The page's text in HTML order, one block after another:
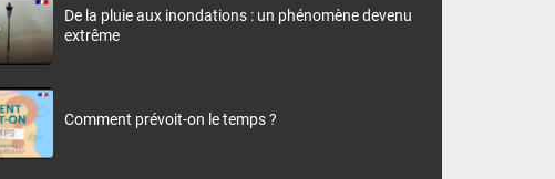
De la pluie aux inondations : un phénomène devenu
extrême
Comment prévoit-on le temps ?